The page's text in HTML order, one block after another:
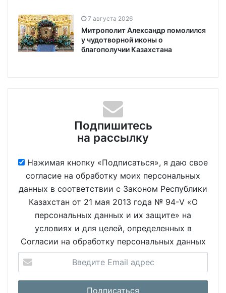
7 августа 2026
Митрополит Александр помолился
у чудотворной иконы о
благополучии Казахстана
Подпишитесь
на рассылку
Нажимая кнопку «Подписаться», я даю свое
согласие на обработку моих персональных
данных в соответствии с Законом Республики
Казахстан от 21 мая 2013 года № 94-V «О
персональных данных и их защите» на
условиях и для целей, определенных в
Согласии на обработку персональных данных